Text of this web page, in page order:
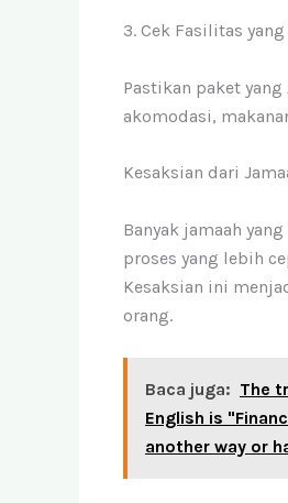
3. Cek Fasilitas
Pastikan paket
akomodasi,
Kesaksian dari
Banyak jamaah
proses yang lebih
Kesaksian ini
orang.
Baca juga: The
English is
another way or